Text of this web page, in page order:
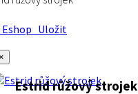
Uložit
Estrid růžový strojek